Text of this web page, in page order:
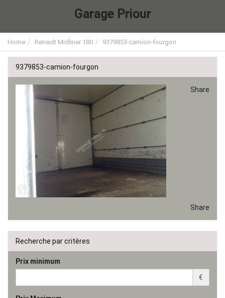
Garage Priour
Home Renault Midliner 180 9379853-camion-fourgon
9379853-camion-fourgon
Share
Share
Recherche par critères
Prix minimum
€